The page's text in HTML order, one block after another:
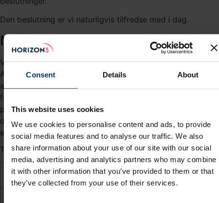
Consent Details About
This website uses cookies
We use cookies to personalise content and ads, to provide
social media features and to analyse our traffic. We also
share information about your use of our site with our social
media, advertising and analytics partners who may combine
it with other information that you’ve provided to them or that
they’ve collected from your use of their services.
Den beslutning er vi naturligvis tilfredse med i dag.
Nøgletalene fra regnskabet
Vi har i tabel 1 nedenfor vist de vigtigste nøgletal fra Palo
Alto Networks regnskab for fjerde kvartal. Tabellen viser,
at omsætningen var $1,95 mia., som var 0,2% mindre end
forventet af analytikerne. Driftsresultatet (EBIT) landede
på $556 mio., hvilket var 13,4% mere end forventet. Man
overraskede også positivt på nettooverskuddet, som
endte på $1,44 per aktie og 12% mere end forventet.
Tabel 1 - Nøgletal for andet regnskabskvartal
Nøgletal Realiseret Forventet Beat/Miss